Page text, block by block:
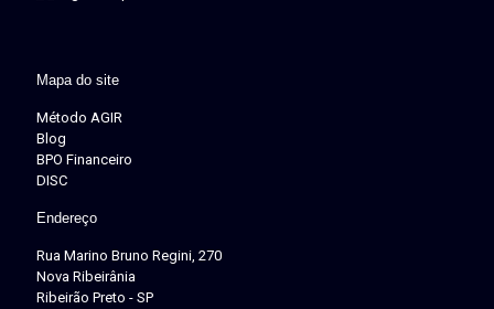
Mapa do site
Método AGIR
Blog
BPO Financeiro
DISC
Endereço
Rua Marino Bruno Regini, 270
Nova Ribeirânia
Ribeirão Preto - SP